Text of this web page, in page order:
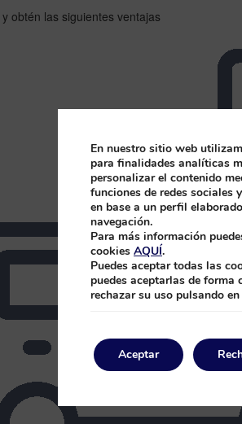
arrow
the
select
a
date.
Press
the
question
mark
key
to
get
shortcuts
for
the
select
a
date.
Press
key
to
get
for
obtén las siguientes ventajas
En nuestro sitio web
para finalidades analíticas
personalizar el contenido
funciones de redes sociales
en base a un perfil
navegación.
Para más información
cookies AQUÍ.
Puedes aceptar todas las
puedes aceptarlas de forma
rechazar su uso pulsando
Aceptar